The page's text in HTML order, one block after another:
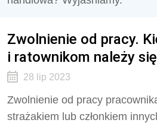
Zwolnienie od pracy.
i ratownikom należy
28 lip 2023
Zwolnienie od pracy
strażakiem lub członkiem